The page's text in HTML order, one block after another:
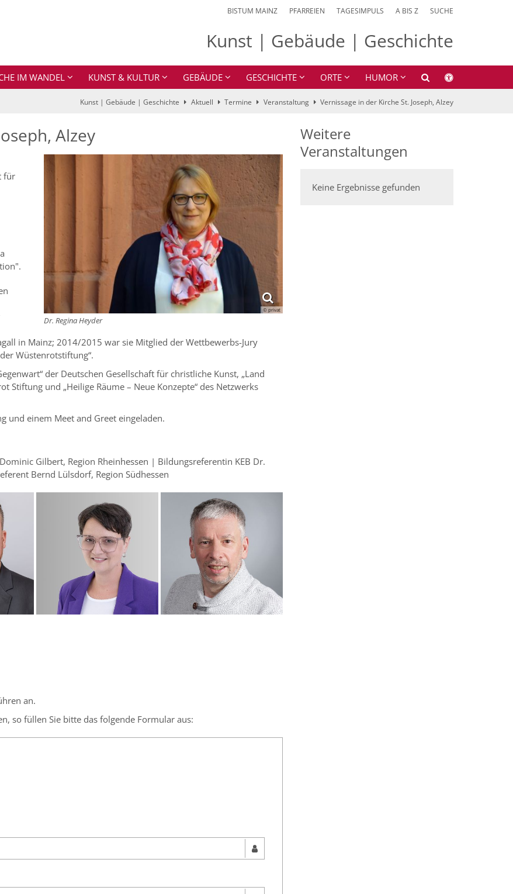
BISTUM MAINZ PFARREIEN TAGESIMPULS A BIS Z SUCHE
Kunst | Gebäude | Geschichte
IM WANDEL KUNST & KULTUR GEBÄUDE GESCHICHTE ORTE HUMOR
Kunst | Gebäude | Geschichte Aktuell Termine Veranstaltung Vernissage in der Kirche St. Joseph, Alzey
Alzey
© privat
Dr. Regina Heyder
für
in Mainz; 2014/2015 war sie Mitglied der Wettbewerbs-Jury
Wüstenrotstiftung“.
der Deutschen Gesellschaft für christliche Kunst, „Land
Stiftung und „Heilige Räume – Neue Konzepte“ des Netzwerks
und einem Meet and Greet eingeladen.
Gilbert, Region Rheinhessen | Bildungsreferentin KEB Dr.
Bernd Lülsdorf, Region Südhessen
an.
so füllen Sie bitte das folgende Formular aus:
Weitere
Veranstaltungen
Keine Ergebnisse gefunden